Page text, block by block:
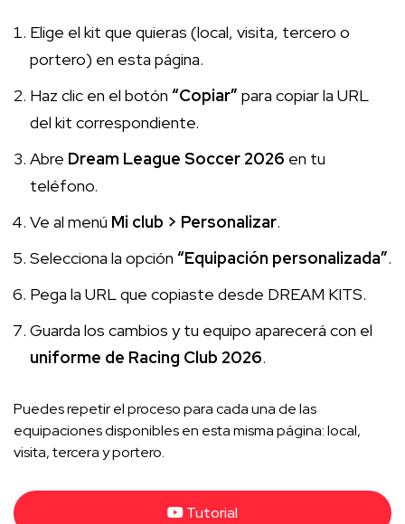
Elige el kit que quieras (local, visita, tercero o
portero) en esta página.
Haz clic en el botón “Copiar” para copiar la URL
del kit correspondiente.
Abre Dream League Soccer 2026 en tu
teléfono.
Ve al menú Mi club > Personalizar.
Selecciona la opción “Equipación personalizada”.
Pega la URL que copiaste desde DREAM KITS.
Guarda los cambios y tu equipo aparecerá con el
uniforme de Racing Club 2026.
Puedes repetir el proceso para cada una de las
equipaciones disponibles en esta misma página: local,
visita, tercera y portero.
Tutorial